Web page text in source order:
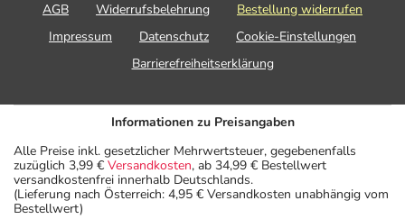
AGB Widerrufsbelehrung
Bestellung widerrufen
Impressum
Datenschutz
Cookie-Einstellungen
Barrierefreiheitserklärung
Informationen zu Preisangaben
Alle Preise inkl. gesetzlicher Mehrwertsteuer, gegebenenfalls
zuzüglich 3,99 € Versandkosten, ab 34,99 € Bestellwert
versandkostenfrei innerhalb Deutschlands.
(Lieferung nach Österreich: 4,95 € Versandkosten unabhängig vom
Bestellwert)